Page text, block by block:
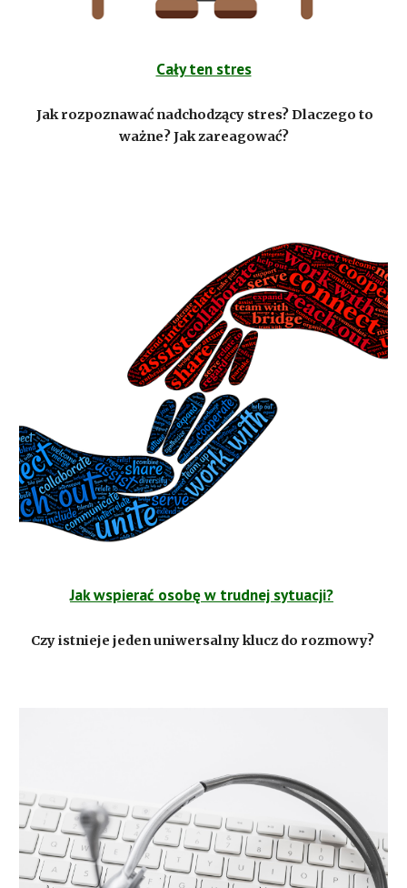
Cały ten stres
Jak rozpoznawać nadchodzący stres? Dlaczego to
ważne? Jak zareagować?
Jak wspierać osobę w trudnej sytuacji?
Czy istnieje jeden uniwersalny klucz do rozmowy?